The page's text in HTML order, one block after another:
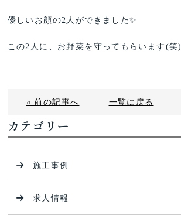
優しいお顔の2人ができました✨
この2人に、お野菜を守ってもらいます(笑)
« 前の記事へ 一覧に戻る
カテゴリー
施工事例
求人情報